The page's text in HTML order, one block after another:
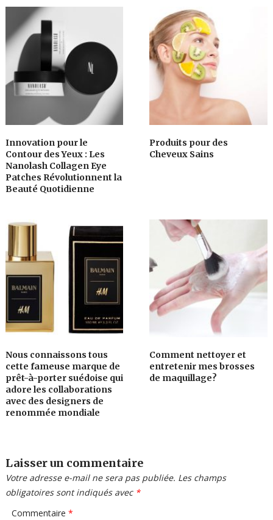
Innovation pour le
Contour des Yeux : Les
Nanolash Collagen Eye
Patches Révolutionnent la
Beauté Quotidienne
Produits pour des
Cheveux Sains
Nous connaissons tous
cette fameuse marque de
prêt-à-porter suédoise qui
adore les collaborations
avec des designers de
renommée mondiale
Comment nettoyer et
entretenir mes brosses
de maquillage?
Laisser un commentaire
Votre adresse e-mail ne sera pas publiée. Les champs
obligatoires sont indiqués avec *
Commentaire *